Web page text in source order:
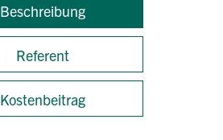
Beschreibung
Referent
Kostenbeitrag